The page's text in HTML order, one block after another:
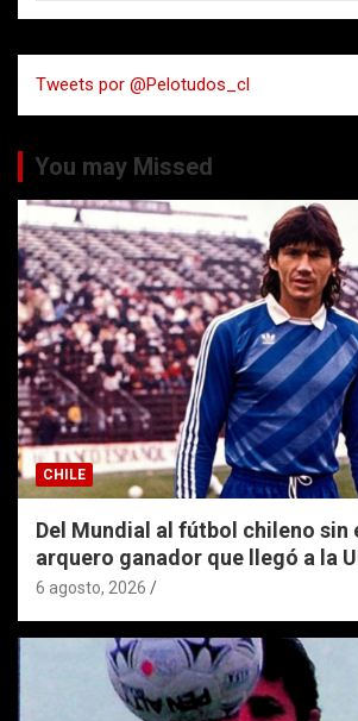
a
r
Tweets por @Pelotudos_cl
You may Missed
CHILE
Del Mundial al fútbol chileno sin
arquero ganador que llegó a la
6 agosto, 2026